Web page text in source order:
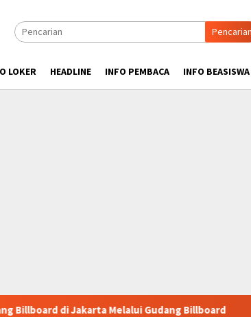
Pencarian
LOKER HEADLINE INFO PEMBACA INFO BEASISWA
Melalui Gudang Billboard Langkah Cepat